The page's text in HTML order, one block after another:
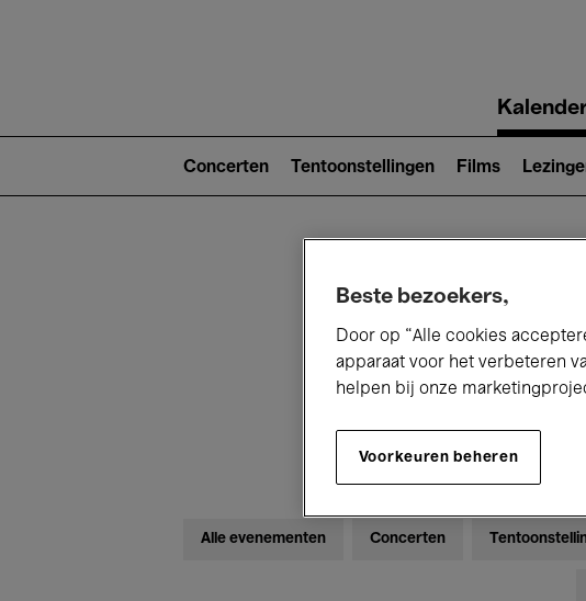
navigation
2)
Concerten Tentoonstellingen Films
Alle evenementen Concerten
Beste bezoekers,
Door op “Alle cookies
apparaat voor het verbeteren
helpen bij onze
Voorkeuren beheren